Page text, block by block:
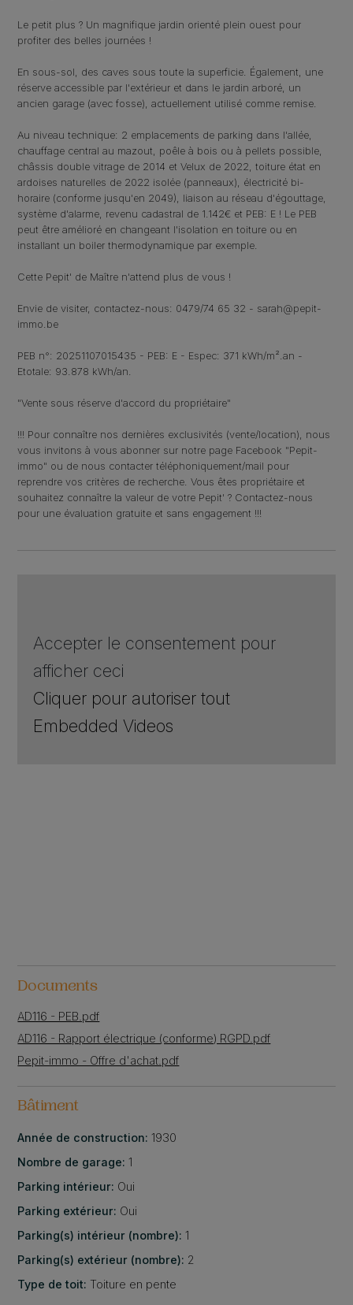
Le petit plus ? Un magnifique jardin orienté plein ouest pour
profiter des belles journées !
En sous-sol, des caves sous toute la superficie. Également, une
réserve accessible par l'extérieur et dans le jardin arboré, un
ancien garage (avec fosse), actuellement utilisé comme remise.
Au niveau technique: 2 emplacements de parking dans l'allée,
chauffage central au mazout, poêle à bois ou à pellets possible,
châssis double vitrage de 2014 et Velux de 2022, toiture état en
ardoises naturelles de 2022 isolée (panneaux), électricité bi-
horaire (conforme jusqu'en 2049), liaison au réseau d'égouttage,
système d'alarme, revenu cadastral de 1.142€ et PEB: E ! Le PEB
peut être amélioré en changeant l'isolation en toiture ou en
installant un boiler thermodynamique par exemple.
Cette Pepit' de Maître n'attend plus de vous !
Envie de visiter, contactez-nous: 0479/74 65 32 - sarah@pepit-
immo.be
PEB n°: 20251107015435 - PEB: E - Espec: 371 kWh/m².an -
Etotale: 93.878 kWh/an.
"Vente sous réserve d'accord du propriétaire"
!!! Pour connaître nos dernières exclusivités (vente/location), nous
vous invitons à vous abonner sur notre page Facebook "Pepit-
immo" ou de nous contacter téléphoniquement/mail pour
reprendre vos critères de recherche. Vous êtes propriétaire et
souhaitez connaître la valeur de votre Pepit' ? Contactez-nous
pour une évaluation gratuite et sans engagement !!!
Accepter le consentement pour
afficher ceci
Cliquer pour autoriser tout
Embedded Videos
Documents
AD116 - PEB.pdf
AD116 - Rapport électrique (conforme) RGPD.pdf
Pepit-immo - Offre d'achat.pdf
Bâtiment
Année de construction: 1930
Nombre de garage: 1
Parking intérieur: Oui
Parking extérieur: Oui
Parking(s) intérieur (nombre): 1
Parking(s) extérieur (nombre): 2
Type de toit: Toiture en pente